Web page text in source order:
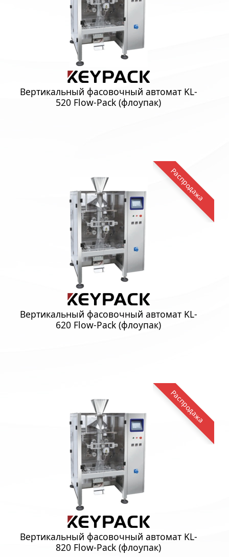
Вертикальный фасовочный автомат KL-
520 Flow-Pack (флоупак)
Распродажа
Вертикальный фасовочный автомат KL-
620 Flow-Pack (флоупак)
Распродажа
Вертикальный фасовочный автомат KL-
820 Flow-Pack (флоупак)